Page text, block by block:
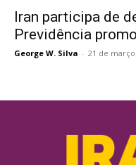
Iran participa de
Previdência
George W. Silva - 21 de março